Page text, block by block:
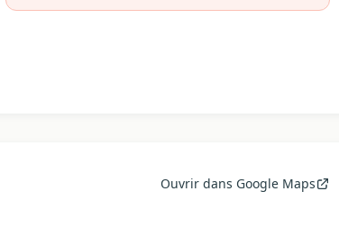
Ouvrir dans Google Maps